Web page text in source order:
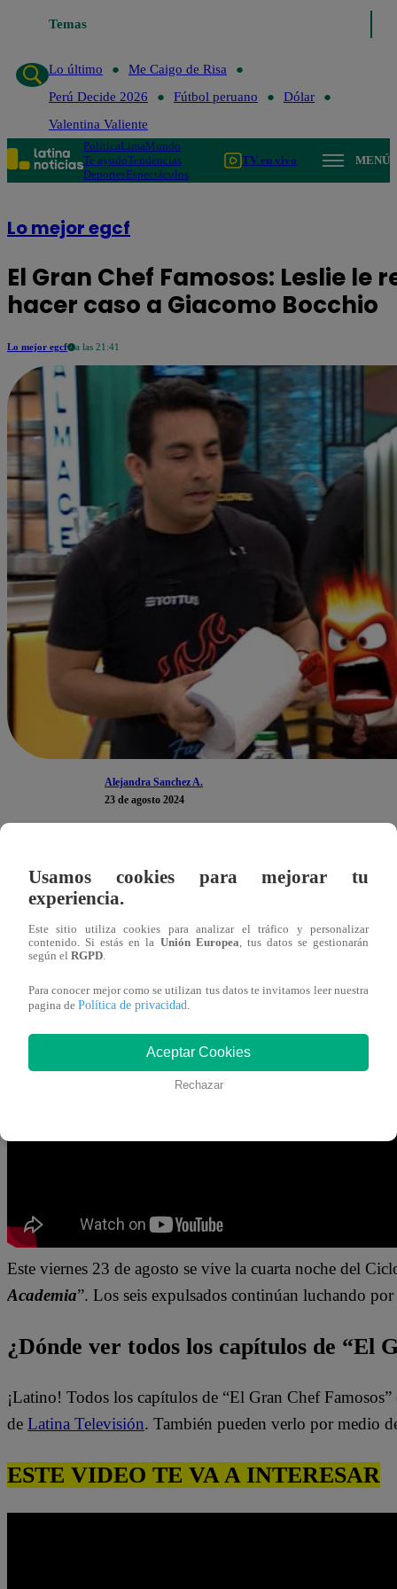
Temas
Lo último
Me Caigo de Risa
Perú Decide 2026
Fútbol peruano
Dólar
Valentina Valiente
PolíticaLimaMundo
Te ayudoTendencias
DeportesEspectáculos
TV en vivo MENÚ
Lo mejor egcf
El Gran Chef Famosos: Leslie le
hacer caso a Giacomo Bocchio
Lo mejor egcf a las 21:41
Alejandra Sanchez A.
23 de agosto 2024
La Academia ”. Durante la preparación del segundo
El jurado había estado en su estación y les había
pollo se puede salvar, el arroz podemos hacer otro,
tras la visita del chef.
Pero Leslie pensó que NO era necesario hacer la
Este viernes 23 de agosto se vive la cuarta noche del
Academia”. Los seis expulsados continúan luchando por
¿Dónde ver todos los capítulos de “El
¡Latino! Todos los capítulos de “El Gran Chef
de Latina Televisión. También pueden verlo por medio
ESTE VIDEO TE VA A INTERESAR
Usamos cookies para mejorar tu
experiencia.
Este sitio utiliza cookies para analizar el tráfico y personalizar
contenido. Si estás en la Unión Europea, tus datos se gestionarán
según el RGPD.
Para conocer mejor como se utilizan tus datos te invitamos leer nuestra
pagina de Política de privacidad.
Aceptar Cookies
Rechazar